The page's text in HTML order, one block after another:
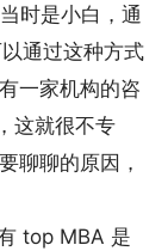
时是小白，通
通过这种方式
一家机构的咨
这就很不专
聊聊的原因，
top MBA 是